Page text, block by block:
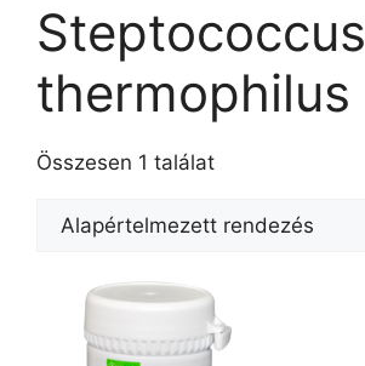
Steptococcus
thermophilus
Összesen 1 találat